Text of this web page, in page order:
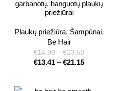
garbanotų, banguotų plaukų
priežiūrai
Plaukų priežiūra, Šampūnai,
Be Hair
€14.90 – €23.50
€13.41 – €21.15